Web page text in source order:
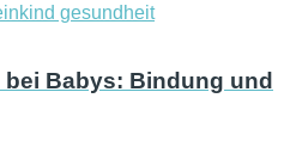
gesundheit
Babys: Bindung und